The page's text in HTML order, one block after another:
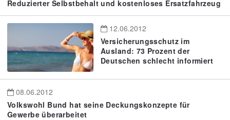
Reduzierter Selbstbehalt und kostenloses Ersatzfahrzeug
12.06.2012
Versicherungsschutz im
Ausland: 73 Prozent der
Deutschen schlecht informiert
08.06.2012
Volkswohl Bund hat seine Deckungskonzepte für
Gewerbe überarbeitet